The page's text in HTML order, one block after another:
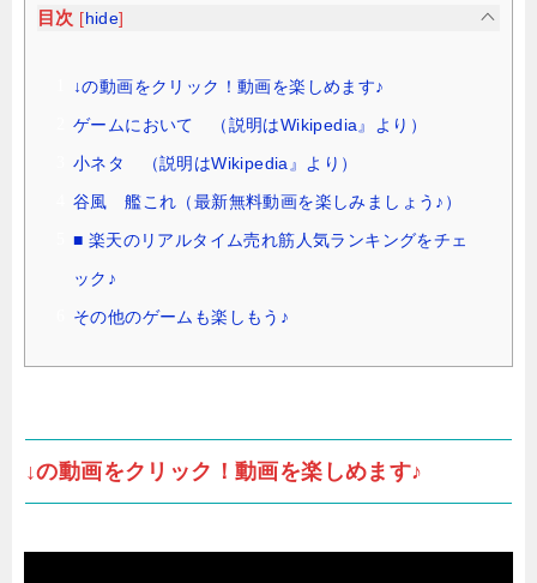
目次 [ hide]
↓の動画をクリック！動画を楽しめます♪
ゲームにおいて （説明はWikipedia』より）
小ネタ （説明はWikipedia』より）
谷風 艦これ（最新無料動画を楽しみましょう♪）
■ 楽天のリアルタイム売れ筋人気ランキングをチェ
ック♪
その他のゲームも楽しもう♪
↓の動画をクリック！動画を楽しめます♪